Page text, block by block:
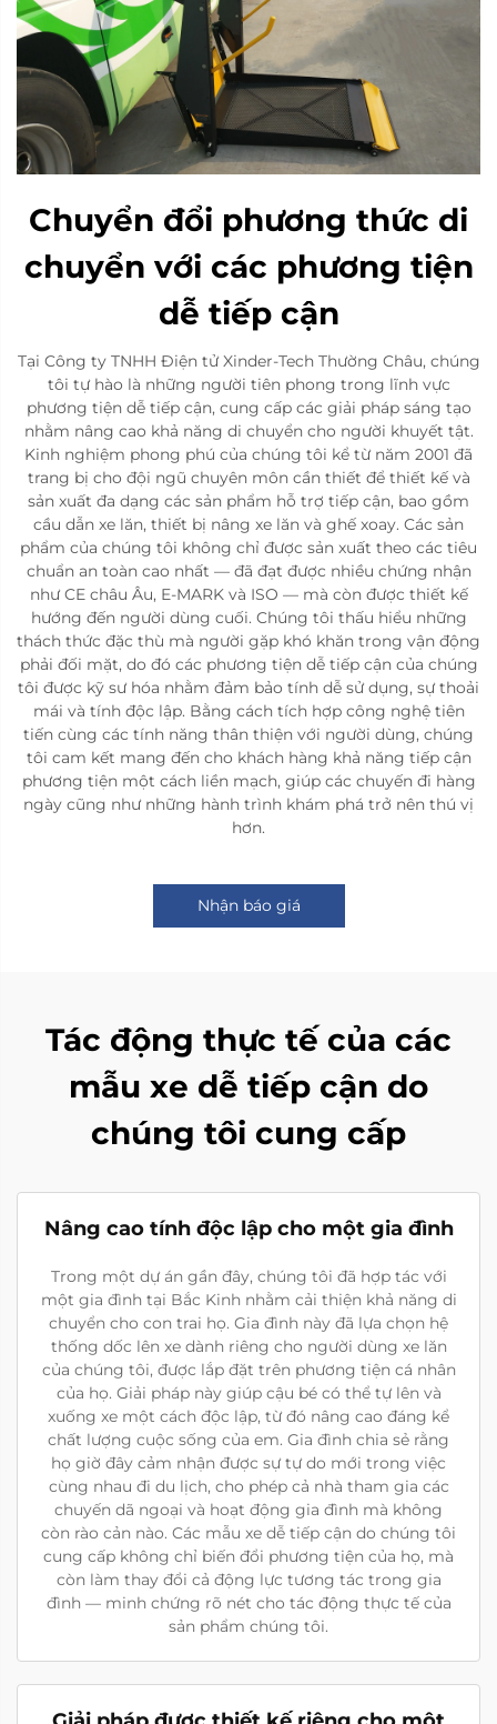
Chuyển đổi phương thức di
chuyển với các phương tiện
dễ tiếp cận
Tại Công ty TNHH Điện tử Xinder-Tech Thường Châu, chúng
tôi tự hào là những người tiên phong trong lĩnh vực
phương tiện dễ tiếp cận, cung cấp các giải pháp sáng tạo
nhằm nâng cao khả năng di chuyển cho người khuyết tật.
Kinh nghiệm phong phú của chúng tôi kể từ năm 2001 đã
trang bị cho đội ngũ chuyên môn cần thiết để thiết kế và
sản xuất đa dạng các sản phẩm hỗ trợ tiếp cận, bao gồm
cầu dẫn xe lăn, thiết bị nâng xe lăn và ghế xoay. Các sản
phẩm của chúng tôi không chỉ được sản xuất theo các tiêu
chuẩn an toàn cao nhất — đã đạt được nhiều chứng nhận
như CE châu Âu, E-MARK và ISO — mà còn được thiết kế
hướng đến người dùng cuối. Chúng tôi thấu hiểu những
thách thức đặc thù mà người gặp khó khăn trong vận động
phải đối mặt, do đó các phương tiện dễ tiếp cận của chúng
tôi được kỹ sư hóa nhằm đảm bảo tính dễ sử dụng, sự thoải
mái và tính độc lập. Bằng cách tích hợp công nghệ tiên
tiến cùng các tính năng thân thiện với người dùng, chúng
tôi cam kết mang đến cho khách hàng khả năng tiếp cận
phương tiện một cách liền mạch, giúp các chuyến đi hàng
ngày cũng như những hành trình khám phá trở nên thú vị
hơn.
Nhận báo giá
Tác động thực tế của các
mẫu xe dễ tiếp cận do
chúng tôi cung cấp
Nâng cao tính độc lập cho một gia đình
Trong một dự án gần đây, chúng tôi đã hợp tác với
một gia đình tại Bắc Kinh nhằm cải thiện khả năng di
chuyển cho con trai họ. Gia đình này đã lựa chọn hệ
thống dốc lên xe dành riêng cho người dùng xe lăn
của chúng tôi, được lắp đặt trên phương tiện cá nhân
của họ. Giải pháp này giúp cậu bé có thể tự lên và
xuống xe một cách độc lập, từ đó nâng cao đáng kể
chất lượng cuộc sống của em. Gia đình chia sẻ rằng
họ giờ đây cảm nhận được sự tự do mới trong việc
cùng nhau đi du lịch, cho phép cả nhà tham gia các
chuyến dã ngoại và hoạt động gia đình mà không
còn rào cản nào. Các mẫu xe dễ tiếp cận do chúng tôi
cung cấp không chỉ biến đổi phương tiện của họ, mà
còn làm thay đổi cả động lực tương tác trong gia
đình — minh chứng rõ nét cho tác động thực tế của
sản phẩm chúng tôi.